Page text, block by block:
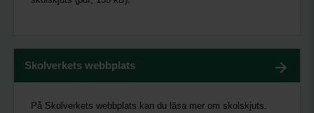
Skolverkets webbplats
På Skolverkets webbplats kan du läsa mer om skolskjuts.